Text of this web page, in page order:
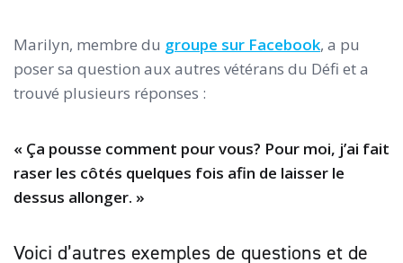
Marilyn, membre du groupe sur Facebook, a pu
poser sa question aux autres vétérans du Défi et a
trouvé plusieurs réponses :
« Ça pousse comment pour vous? Pour moi, j’ai fait
raser les côtés quelques fois afin de laisser le
dessus allonger. »
Voici d’autres exemples de questions et de